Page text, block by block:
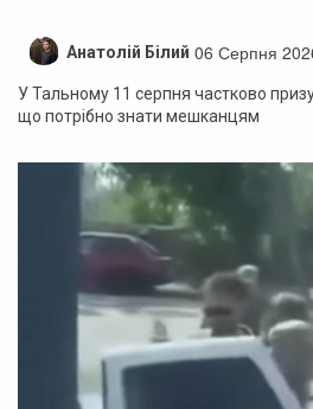
Анатолій Білий 06 Серпня
У Тальному 11 серпня частково
що потрібно знати мешканцям